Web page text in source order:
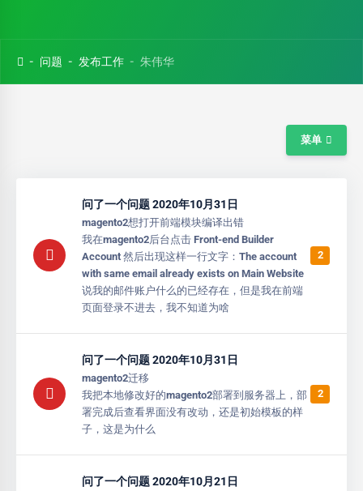
问题 发布工作 朱伟华
菜单
问了一个问题 2020年10月31日
magento2想打开前端模块编译出错
我在magento2后台点击 Front-end Builder
Account 然后出现这样一行文字：The account
with same email already exists on Main Website
说我的邮件账户什么的已经存在，但是我在前端
页面登录不进去，我不知道为啥
2
问了一个问题 2020年10月31日
magento2迁移
我把本地修改好的magento2部署到服务器上，部
署完成后查看界面没有改动，还是初始模板的样
子，这是为什么
2
问了一个问题 2020年10月21日